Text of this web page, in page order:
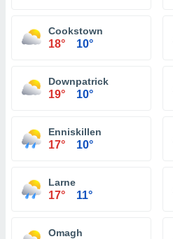
Cookstown
18° 10°
Downpatrick
19° 10°
Enniskillen
17° 10°
Larne
17° 11°
Omagh